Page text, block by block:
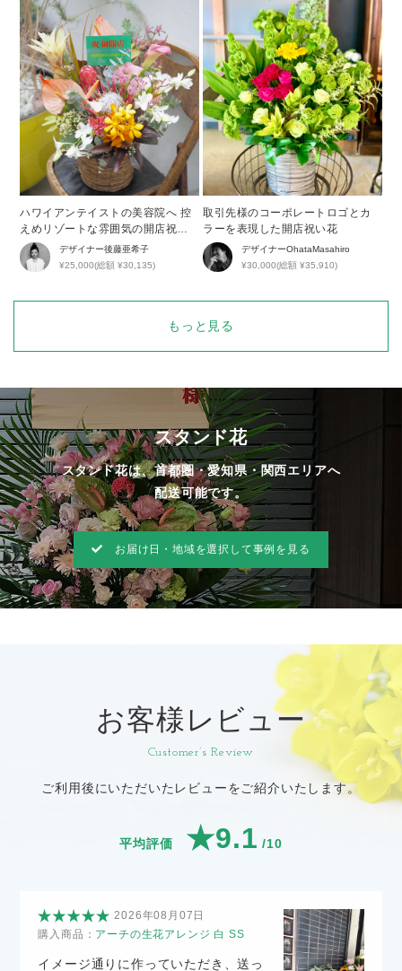
ハワイアンテイストの美容院へ 控
えめリゾートな雰囲気の開店祝い
花
デザイナー後藤亜希子
¥25,000(総額 ¥30,135)
取引先様のコーポレートロゴとカ
ラーを表現した開店祝い花
デザイナーOhataMasahiro
¥30,000(総額 ¥35,910)
もっと見る
スタンド花
スタンド花は、首都圏・愛知県・関西エリアへ
配送可能です。
お届け日・地域を選択して事例を見る
お客様レビュー
Customer’s Review
ご利用後にいただいたレビューをご紹介いたします。
平均評価 ★9.1 /10
2026年08月07日
購入商品： アーチの生花アレンジ 白 SS
イメージ通りに作っていただき、送っ